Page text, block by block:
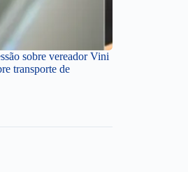
sobre vereador Vini
transporte de